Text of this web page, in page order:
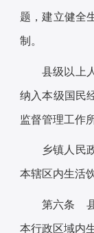
题，建立健全
制。
县级以上
纳入本级国民
监督管理工作
乡镇人民
本辖区内生活
第六条
本行政区域内